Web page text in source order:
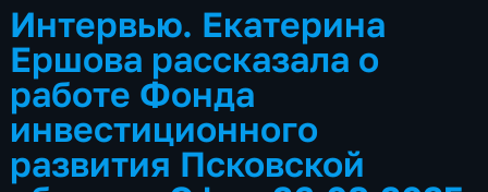
Интервью. Екатерина
Ершова рассказала о
работе Фонда
инвестиционного
развития Псковской